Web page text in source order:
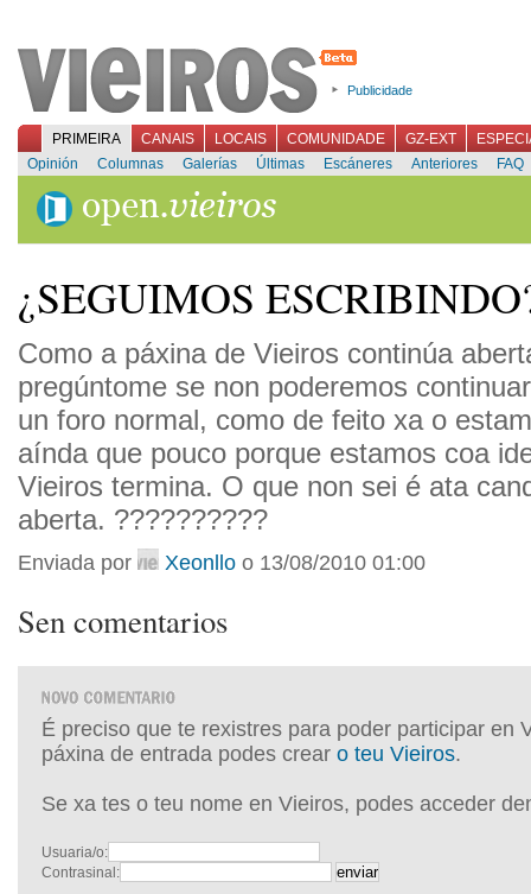
Publicidade
PRIMEIRA CANAIS LOCAIS COMUNIDADE GZ-EXT
Opinión
Columnas Galerías Últimas Escáneres Anteriores FAQ
¿SEGUIMOS
Como a páxina de Vieiros continúa
pregúntome se non poderemos
un foro normal, como de feito xa o
aínda que pouco porque estamos coa
Vieiros termina. O que non sei é ata
aberta. ??????????
Enviada por Xeonllo o 13/08/2010 01:00
Sen comentarios
É preciso que te rexistres para poder participar en
páxina de entrada podes crear o teu Vieiros.
Se xa tes o teu nome en Vieiros, podes acceder
Usuaria/o:
Contrasinal: